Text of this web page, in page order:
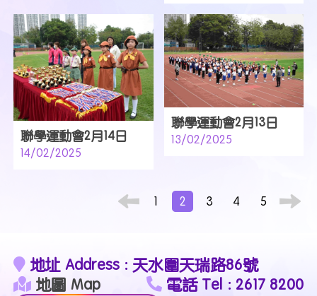
聯學運動會2月14日
14/02/2025
聯學運動會2月13日
13/02/2025
1 2 3 4 5
地址 Address : 天水圍天瑞路86號
地圖 Map
電話 Tel : 2617 8200